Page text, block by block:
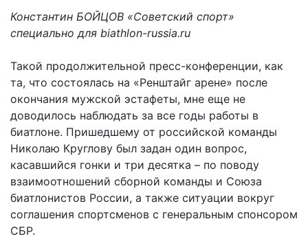
Константин БОЙЦОВ «Советский спорт»
специально для biathlon-russia.ru
Такой продолжительной пресс-конференции, как
та, что состоялась на «Ренштайг арене» после
окончания мужской эстафеты, мне еще не
доводилось наблюдать за все годы работы в
биатлоне. Пришедшему от российской команды
Николаю Круглову был задан один вопрос,
касавшийся гонки и три десятка – по поводу
взаимоотношений сборной команды и Союза
биатлонистов России, а также ситуации вокруг
соглашения спортсменов с генеральным спонсором
СБР.